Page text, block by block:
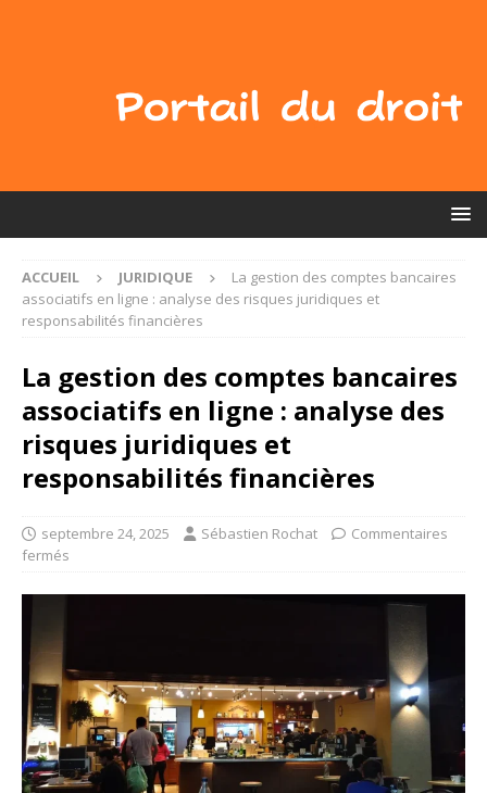
ACCUEIL JURIDIQUE
La gestion des comptes bancaires
associatifs en ligne : analyse des risques juridiques et
responsabilités financières
La gestion des comptes bancaires
associatifs en ligne : analyse des
risques juridiques et
responsabilités financières
septembre 24, 2025 Sébastien Rochat
Commentaires
fermés